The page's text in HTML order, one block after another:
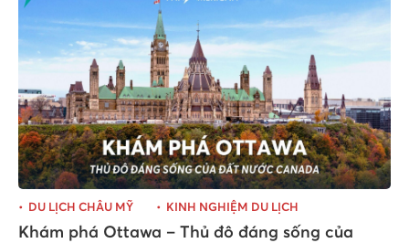
DU LỊCH CHÂU MỸ KINH NGHIỆM DU LỊCH
Khám phá Ottawa – Thủ đô đáng sống của